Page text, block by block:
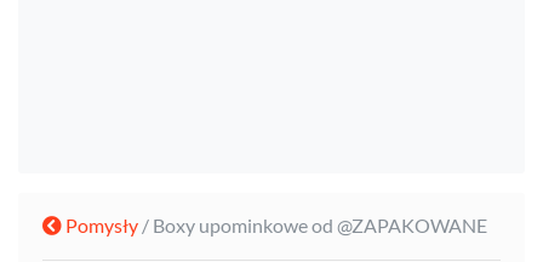
Pomysły / Boxy upominkowe od @ZAPAKOWANE